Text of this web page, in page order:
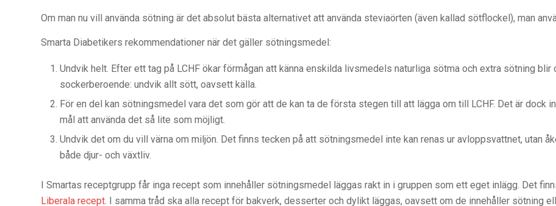
Om man nu vill använda sötning är det absolut bästa alternativet att använda steviaörten (även kallad sötflockel), man
Smarta Diabetikers rekommendationer när det gäller sötningsmedel:
Undvik helt. Efter ett tag på LCHF ökar förmågan att känna enskilda livsmedels naturliga sötma och extra sötning
sockerberoende: undvik allt sött, oavsett källa.
För en del kan sötningsmedel vara det som gör att de kan ta de första stegen till att lägga om till LCHF. Det är dock
mål att använda det så lite som möjligt.
Undvik det om du vill värna om miljön. Det finns tecken på att sötningsmedel inte kan renas ur avloppsvattnet, utan
både djur- och växtliv.
I Smartas receptgrupp får inga recept som innehåller sötningsmedel läggas rakt in i gruppen som ett eget inlägg. Det
Liberala recept . I samma tråd ska alla recept för bakverk, desserter och dylikt läggas, oavsett om de innehåller sötning